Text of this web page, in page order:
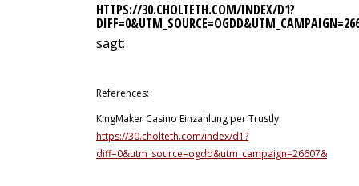
HTTPS://30.CHOLTETH.COM/INDEX/D1?
sagt:
References:
KingMaker Casino Einzahlung per Trustly
https://30.cholteth.com/index/d1?